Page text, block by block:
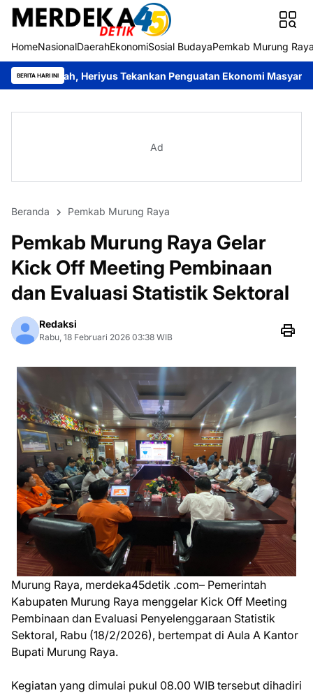
HomeNasionalDaerahEkonomiSosial BudayaPemkab Murung
BERITA HARI INI
Tekankan Penguatan Ekonomi Masyarakat Roy
Ad
Beranda Pemkab Murung Raya
Pemkab Murung Raya Gelar
Kick Off Meeting Pembinaan
dan Evaluasi Statistik Sektoral
Redaksi
Rabu, 18 Februari 2026 03:38 WIB
Murung Raya, merdeka45detik .com– Pemerintah
Kabupaten Murung Raya menggelar Kick Off Meeting
Pembinaan dan Evaluasi Penyelenggaraan Statistik
Sektoral, Rabu (18/2/2026), bertempat di Aula A Kantor
Bupati Murung Raya.
Kegiatan yang dimulai pukul 08.00 WIB tersebut dihadiri